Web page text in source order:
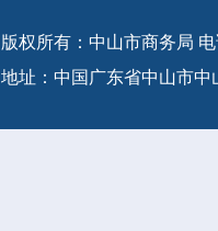
版权所有：中山市商务局 电
地址：中国广东省中山市